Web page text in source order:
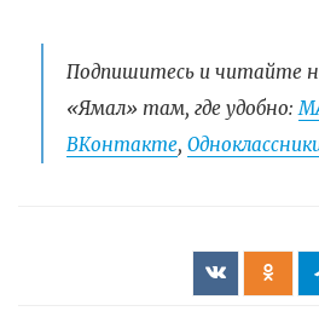
Подпишитесь и читайте
«Ямал» там, где удобно:
ВКонтакте,